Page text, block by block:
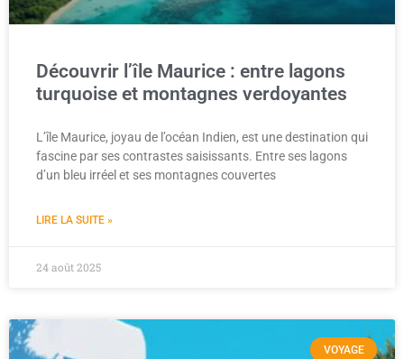
Découvrir l’île Maurice : entre lagons
turquoise et montagnes verdoyantes
L’île Maurice, joyau de l’océan Indien, est une destination qui
fascine par ses contrastes saisissants. Entre ses lagons
d’un bleu irréel et ses montagnes couvertes
LIRE LA SUITE »
24 août 2025
VOYAGE